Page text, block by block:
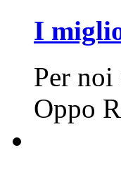
I
Per noi
Oppo